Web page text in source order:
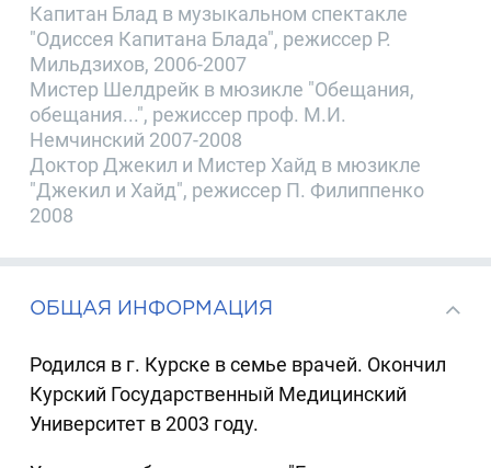
Капитан Блад в музыкальном спектакле
"Одиссея Капитана Блада", режиссер Р.
Мильдзихов, 2006-2007
Мистер Шелдрейк в мюзикле "Обещания,
обещания...", режиссер проф. М.И.
Немчинский 2007-2008
Доктор Джекил и Мистер Хайд в мюзикле
"Джекил и Хайд", режиссер П. Филиппенко
2008
ОБЩАЯ ИНФОРМАЦИЯ
Родился в г. Курске в семье врачей. Окончил
Курский Государственный Медицинский
Университет в 2003 году.